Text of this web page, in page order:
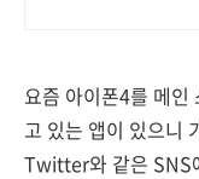
요즘 아이폰4를 메인
고 있는 앱이 있으니
Twitter와 같은 SNS